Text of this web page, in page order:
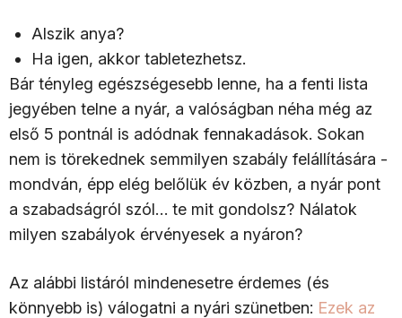
Alszik anya?
Ha igen, akkor tabletezhetsz.
Bár tényleg egészségesebb lenne, ha a fenti lista
jegyében telne a nyár, a valóságban néha még az
első 5 pontnál is adódnak fennakadások. Sokan
nem is törekednek semmilyen szabály felállítására -
mondván, épp elég belőlük év közben, a nyár pont
a szabadságról szól… te mit gondolsz? Nálatok
milyen szabályok érvényesek a nyáron?
Az alábbi listáról mindenesetre érdemes (és
könnyebb is) válogatni a nyári szünetben: Ezek az